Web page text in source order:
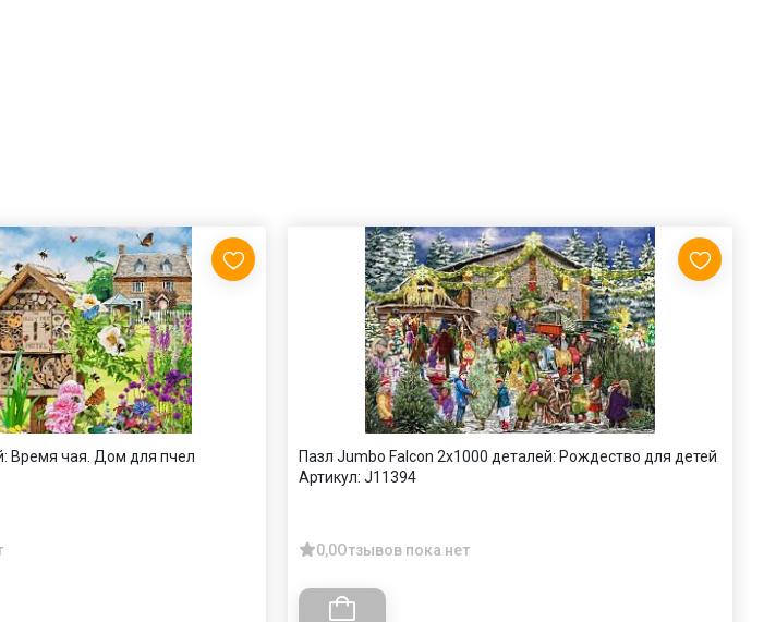
Время чая. Дом для пчел
Пазл Jumbo Falcon 2х1000 деталей: Рождество для детей
Артикул: J11394
0,0Отзывов пока нет